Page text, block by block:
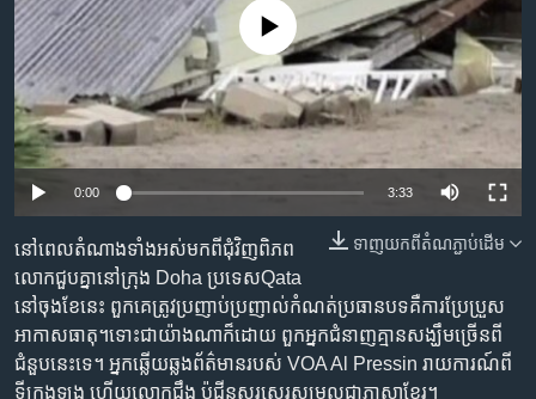
សម្ព័ន្ធ​
រំលង​
និង​
ចូល​
ទៅ​
កាន់​
ស្វែង​
រក
Khmer English
បណ្តាញ​សង្គម
ភាសា
No media source currently available
0:00 3:33
ទាញ​យក​ពី​តំណភ្ជាប់​ដើម
នៅពេល​តំណាង​ទាំងអស់​មកពី​ជុំវិញ​ពិភព​
លោក​ជួបគ្នា​នៅ​ក្រុង ​Doha​ ប្រទេស​Qata ​
នៅ​ចុងខែ​នេះ​ ពួកគេ​ត្រូវ​ប្រញាប់​ប្រញាល់​កំណត់​ប្រធាន​បទ​គឺ​ការ​ប្រែប្រួស​
អាកាស​ធាតុ។​ទោះជា​យ៉ាងណា​ក៏ដោយ​ ពួកអ្នក​ជំនាញ​គ្មាន​សង្ឃឹម​ច្រើន​ពី​
ជំនួប​នេះ​ទេ។ ​អ្នក​ឆ្លើយឆ្លង​ព័ត៌មាន​របស់​ VOA ​Al Pressin ​រាយ​ការណ៍​ពី​
ទីក្រុង​ឡុង ​ហើយ​លោក​ជឹង ប៉ូជីន​សរសេរ​សម្រួល​ជា​ភាសា​ខ្មែរ។